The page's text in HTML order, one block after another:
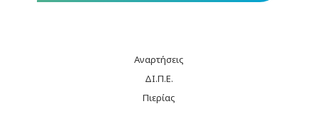
Αναρτήσεις
ΔΙ.Π.Ε.
Πιερίας